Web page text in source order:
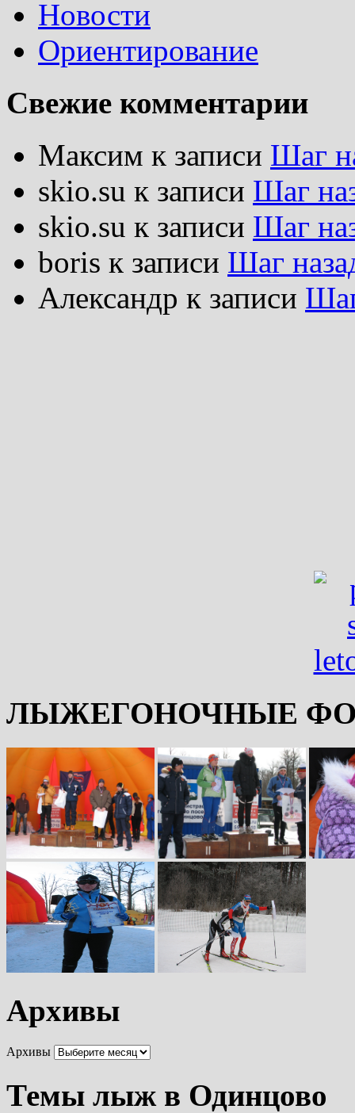
Новости
Ориентирование
Свежие комментарии
Максим к записи Шаг
skio.su к записи Шаг
skio.su к записи Шаг
boris к записи Шаг
Александр к записи
ЛЫЖЕГОНОЧНЫЕ
Архивы
Архивы
Темы лыж в Одинцово